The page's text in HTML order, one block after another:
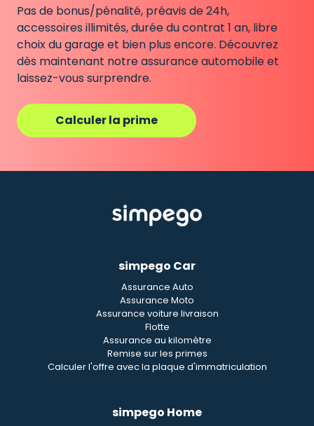
Pas de bonus/pénalité, préavis de 24h,
accessoires illimités, durée du contrat 1 an, libre
choix du garage et bien plus encore. Découvrez
dès maintenant notre assurance automobile et
laissez-vous surprendre.
Calculer la prime
simpego Car
Assurance Auto
Assurance Moto
Assurance voiture livraison
Flotte
Assurance au kilomètre
Remise sur les primes
Calculer l'offre avec la plaque d'immatriculation
simpego Home